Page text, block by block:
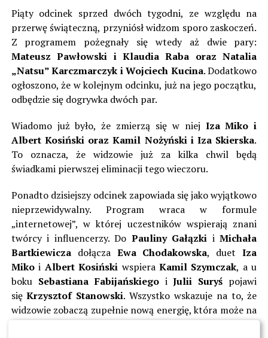
Piąty odcinek sprzed dwóch tygodni, ze względu na
przerwę świąteczną, przyniósł widzom sporo zaskoczeń.
Z programem pożegnały się wtedy aż dwie pary:
Mateusz Pawłowski i Klaudia Raba oraz Natalia
„Natsu” Karczmarczyk i Wojciech Kucina. Dodatkowo
ogłoszono, że w kolejnym odcinku, już na jego początku,
odbędzie się dogrywka dwóch par.
Wiadomo już było, że zmierzą się w niej Iza Miko i
Albert Kosiński oraz Kamil Nożyński i Iza Skierska.
To oznacza, że widzowie już za kilka chwil będą
świadkami pierwszej eliminacji tego wieczoru.
Ponadto dzisiejszy odcinek zapowiada się jako wyjątkowo
nieprzewidywalny. Program wraca w formule
„internetowej”, w której uczestników wspierają znani
twórcy i influencerzy. Do Pauliny Gałązki iMichała
Bartkiewiczadołącza Ewa Chodakowska, duetIza
Mikoi Albert Kosiński wspiera Kamil Szymczak, a u
boku Sebastiana FabijańskiegoiJulii Suryś pojawi
sięKrzysztof Stanowski. Wszystko wskazuje na to, że
widzowie zobaczą zupełnie nową energię, która może na
długo zmienić oblicze show.